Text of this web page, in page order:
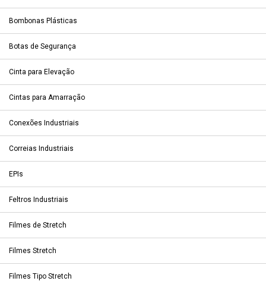
Bombonas Plásticas
Botas de Segurança
Cinta para Elevação
Cintas para Amarração
Conexões Industriais
Correias Industriais
EPIs
Feltros Industriais
Filmes de Stretch
Filmes Stretch
Filmes Tipo Stretch